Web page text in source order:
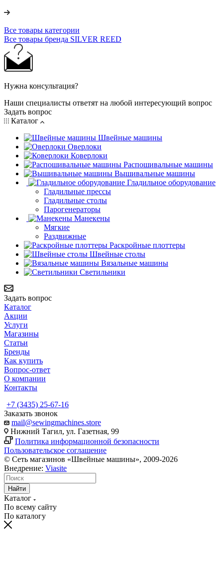
Все товары категории
Все товары бренда SILVER REED
Нужна консультация?
Наши специалисты ответят на любой интересующий вопрос
Задать вопрос
Каталог
Швейные машины
Оверлоки
Коверлоки
Распошивальные машины
Вышивальные машины
Гладильное оборудование
Гладильные прессы
Гладильные столы
Парогенераторы
Манекены
Мягкие
Раздвижные
Раскройные плоттеры
Швейные столы
Вязальные машины
Светильники
Задать вопрос
Каталог
Акции
Услуги
Магазины
Статьи
Бренды
Как купить
Вопрос-ответ
О компании
Контакты
+7 (3435) 25-67-16
Заказать звонок
mail@sewingmachines.store
Нижний Тагил, ул. Газетная, 99
Политика информационной безопасности
Пользовательское соглашение
© Сеть магазинов «Швейные машины», 2009-2026
Внедрение: Viasite
Найти
Каталог
По всему сайту
По каталогу